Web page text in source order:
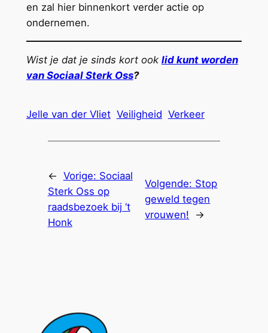
en zal hier binnenkort verder actie op
ondernemen.
Wist je dat je sinds kort ook lid kunt worden
van SociaalSterk Oss?
Jelle van der Vliet Veiligheid Verkeer
← Vorige: Sociaal
Sterk Oss op
raadsbezoek bij ‘t
Honk
Volgende: Stop
geweld tegen
vrouwen!
→